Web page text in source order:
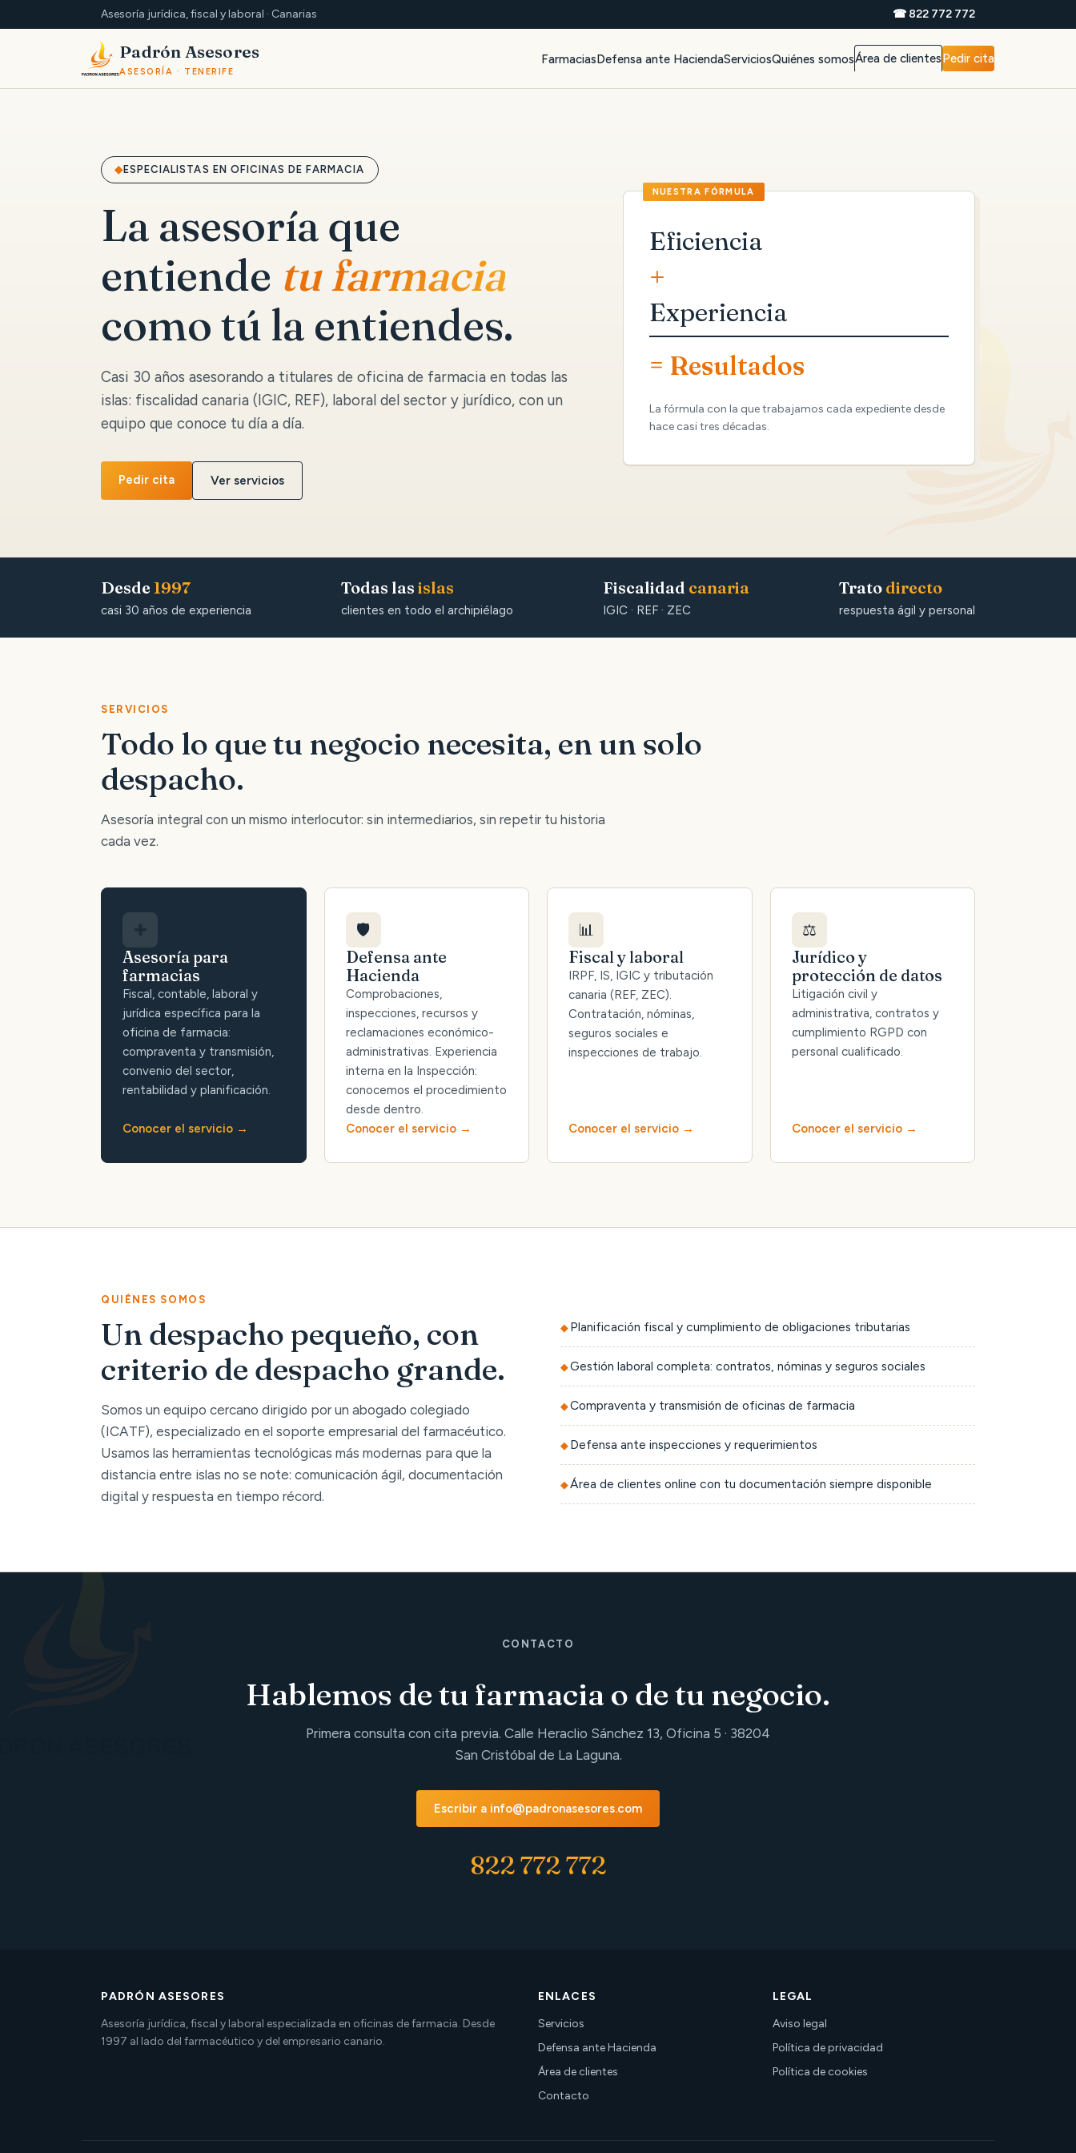
Asesoría jurídica, fiscal y laboral · Canarias ☎ 822 772 772
Padrón Asesores
ASESORÍA · TENERIFE
FarmaciasDefensa ante HaciendaServiciosQuiénes somosÁrea de clientesPedir cita
ESPECIALISTAS EN OFICINAS DE FARMACIA
La asesoría que
entiende tu farmacia
como tú la entiendes.
Casi 30 años asesorando a titulares de oficina de farmacia en todas las
islas: fiscalidad canaria (IGIC, REF), laboral del sector y jurídico, con un
equipo que conoce tu día a día.
Pedir cita Ver servicios
Eficiencia
+
Experiencia
= Resultados
La fórmula con la que trabajamos cada expediente desde
hace casi tres décadas.
Desde 1997
casi 30 años de experiencia
Todas las islas
clientes en todo el archipiélago
Fiscalidad canaria
IGIC · REF · ZEC
Trato directo
respuesta ágil y personal
SERVICIOS
Todo lo que tu negocio necesita, en un solo
despacho.
Asesoría integral con un mismo interlocutor: sin intermediarios, sin repetir tu historia
cada vez.
Asesoría para
farmacias
Fiscal, contable, laboral y
jurídica específica para la
oficina de farmacia:
compraventa y transmisión,
convenio del sector,
rentabilidad y planificación.
Conocer el servicio
🛡️
Defensa ante
Hacienda
Comprobaciones,
inspecciones, recursos y
reclamaciones económico-
administrativas. Experiencia
interna en la Inspección:
conocemos el procedimiento
desde dentro.
Conocer el servicio
📊
Fiscal y laboral
IRPF, IS, IGIC y tributación
canaria (REF, ZEC).
Contratación, nóminas,
seguros sociales e
inspecciones de trabajo.
Conocer el servicio
⚖️
Jurídico y
protección de datos
Litigación civil y
administrativa, contratos y
cumplimiento RGPD con
personal cualificado.
Conocer el servicio
QUIÉNES SOMOS
Un despacho pequeño, con
criterio de despacho grande.
Somos un equipo cercano dirigido por un abogado colegiado
(ICATF), especializado en el soporte empresarial del farmacéutico.
Usamos las herramientas tecnológicas más modernas para que la
distancia entre islas no se note: comunicación ágil, documentación
digital y respuesta en tiempo récord.
Planificación fiscal y cumplimiento de obligaciones tributarias
Gestión laboral completa: contratos, nóminas y seguros sociales
Compraventa y transmisión de oficinas de farmacia
Defensa ante inspecciones y requerimientos
Área de clientes online con tu documentación siempre disponible
CONTACTO
Hablemos de tu farmacia o de tu negocio.
Primera consulta con cita previa. Calle Heraclio Sánchez 13, Oficina 5 · 38204
San Cristóbal de La Laguna.
Escribir a info@padronasesores.com
822 772 772
PADRÓN ASESORES
Asesoría jurídica, fiscal y laboral especializada en oficinas de farmacia. Desde
1997 al lado del farmacéutico y del empresario canario.
ENLACES
Servicios
Defensa ante Hacienda
Área de clientes
Contacto
LEGAL
Aviso legal
Política de privacidad
Política de cookies